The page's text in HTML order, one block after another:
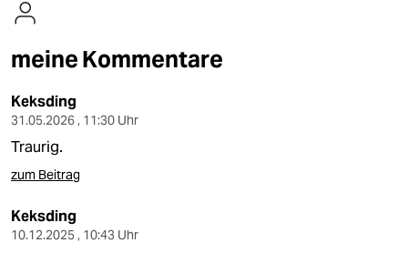
sport
berlin
nord
verlag
meine Kommentare
Keksding
31.05.2026 , 11:30 Uhr
Traurig.
zum Beitrag
Keksding
10.12.2025 , 10:43 Uhr